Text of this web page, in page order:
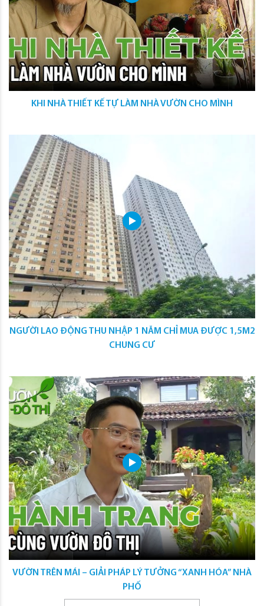
KHI NHÀ THIẾT KẾ TỰ LÀM NHÀ VƯỜN CHO MÌNH
NGƯỜI LAO ĐỘNG THU NHẬP 1 NĂM CHỈ MUA ĐƯỢC 1,5M2
CHUNG CƯ
VƯỜN TRÊN MÁI – GIẢI PHÁP LÝ TƯỞNG “XANH HÓA” NHÀ
PHỐ